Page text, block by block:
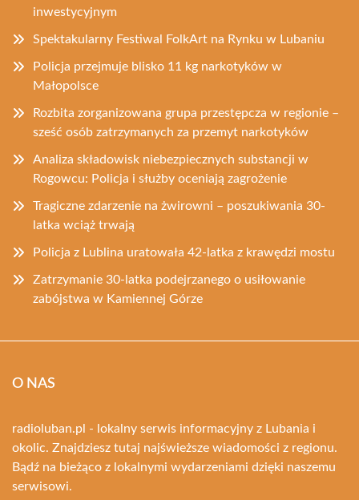
inwestycyjnym
Spektakularny Festiwal FolkArt na Rynku w Lubaniu
Policja przejmuje blisko 11 kg narkotyków w
Małopolsce
Rozbita zorganizowana grupa przestępcza w regionie –
sześć osób zatrzymanych za przemyt narkotyków
Analiza składowisk niebezpiecznych substancji w
Rogowcu: Policja i służby oceniają zagrożenie
Tragiczne zdarzenie na żwirowni – poszukiwania 30-
latka wciąż trwają
Policja z Lublina uratowała 42-latka z krawędzi mostu
Zatrzymanie 30-latka podejrzanego o usiłowanie
zabójstwa w Kamiennej Górze
O NAS
radioluban.pl - lokalny serwis informacyjny z Lubania i
okolic. Znajdziesz tutaj najświeższe wiadomości z regionu.
Bądź na bieżąco z lokalnymi wydarzeniami dzięki naszemu
serwisowi.